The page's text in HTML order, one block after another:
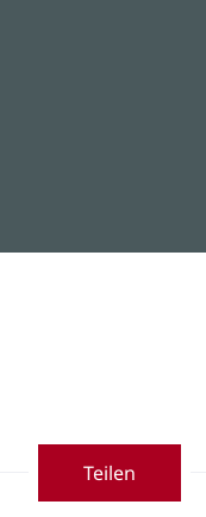
Teilen